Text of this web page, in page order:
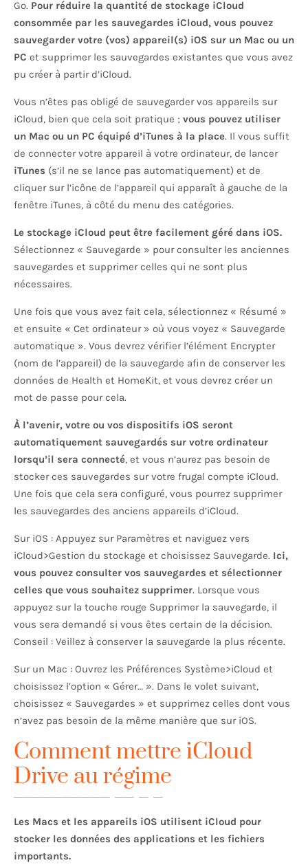
Go. Pour réduire la quantité de stockage iCloud
consommée par les sauvegardes iCloud, vous pouvez
sauvegarder votre (vos) appareil(s) iOS sur un Mac ou un
PC et supprimer les sauvegardes existantes que vous avez
pu créer à partir d’iCloud.
Vous n’êtes pas obligé de sauvegarder vos appareils sur
iCloud, bien que cela soit pratique ; vous pouvez utiliser
un Mac ou un PC équipé d’iTunes à la place. Il vous suffit
de connecter votre appareil à votre ordinateur, de lancer
iTunes (s’il ne se lance pas automatiquement) et de
cliquer sur l’icône de l’appareil qui apparaît à gauche de la
fenêtre iTunes, à côté du menu des catégories.
Le stockage iCloud peut être facilement géré dans iOS.
Sélectionnez « Sauvegarde » pour consulter les anciennes
sauvegardes et supprimer celles qui ne sont plus
nécessaires.
Une fois que vous avez fait cela, sélectionnez « Résumé »
et ensuite « Cet ordinateur » où vous voyez « Sauvegarde
automatique ». Vous devrez vérifier l’élément Encrypter
(nom de l’appareil) de la sauvegarde afin de conserver les
données de Health et HomeKit, et vous devrez créer un
mot de passe pour cela.
À l’avenir, votre ou vos dispositifs iOS seront
automatiquement sauvegardés sur votre ordinateur
lorsqu’il sera connecté, et vous n’aurez pas besoin de
stocker ces sauvegardes sur votre frugal compte iCloud.
Une fois que cela sera configuré, vous pourrez supprimer
les sauvegardes des anciens appareils d’iCloud.
Sur iOS : Appuyez sur Paramètres et naviguez vers
iCloud>Gestion du stockage et choisissez Sauvegarde. Ici,
vous pouvez consulter vos sauvegardes et sélectionner
celles que vous souhaitez supprimer. Lorsque vous
appuyez sur la touche rouge Supprimer la sauvegarde, il
vous sera demandé si vous êtes certain de la décision.
Conseil : Veillez à conserver la sauvegarde la plus récente.
Sur un Mac : Ouvrez les Préférences Système>iCloud et
choisissez l’option « Gérer… ». Dans le volet suivant,
choisissez « Sauvegardes » et supprimez celles dont vous
n’avez pas besoin de la même manière que sur iOS.
Comment mettre iCloud
Drive au régime
Les Macs et les appareils iOS utilisent iCloud pour
stocker les données des applications et les fichiers
importants.